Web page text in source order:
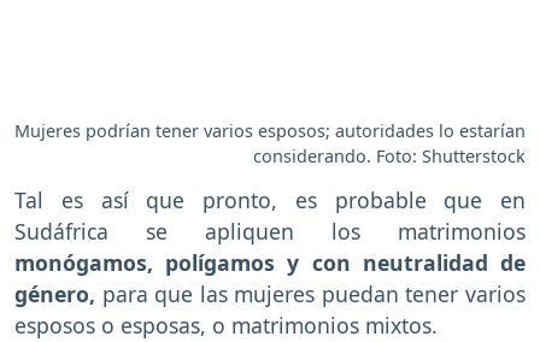
Mujeres podrían tener varios esposos; autoridades lo estarían
considerando. Foto: Shutterstock
Tal es así que pronto, es probable que en
Sudáfrica se apliquen los matrimonios
monógamos, polígamos y con neutralidad de
género, para que las mujeres puedan tener varios
esposos o esposas, o matrimonios mixtos.